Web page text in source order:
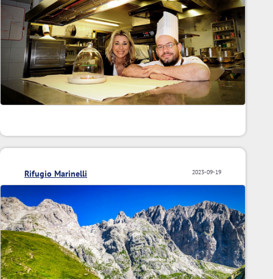
2023-09-19
Rifugio Marinelli